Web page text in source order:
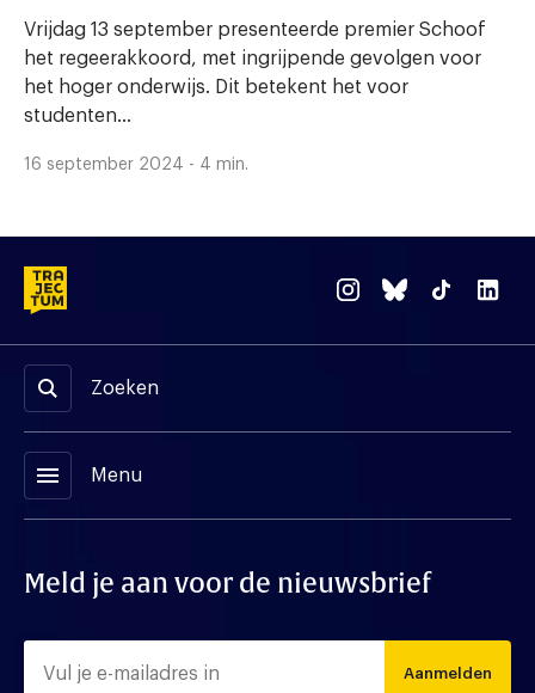
Vrijdag 13 september presenteerde premier Schoof
het regeerakkoord, met ingrijpende gevolgen voor
het hoger onderwijs. Dit betekent het voor
studenten...
16 september 2024 - 4 min.
Zoeken
menu Menu
Meld je aan voor de nieuwsbrief
Aanmelden